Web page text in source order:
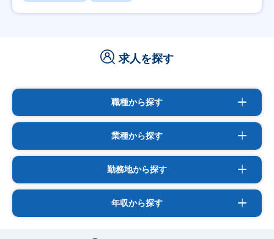
求人を探す
職種から探す
業種から探す
勤務地から探す
年収から探す